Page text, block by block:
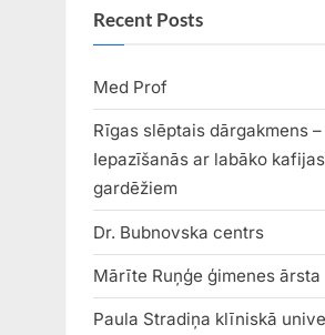
Recent Posts
Med Prof
Rīgas slēptais dārgakmens –
Iepazīšanās ar labāko
gardēžiem
Dr. Bubnovska centrs
Mārīte Ruņģe ģimenes ārsta
Paula Stradiņa klīniskā